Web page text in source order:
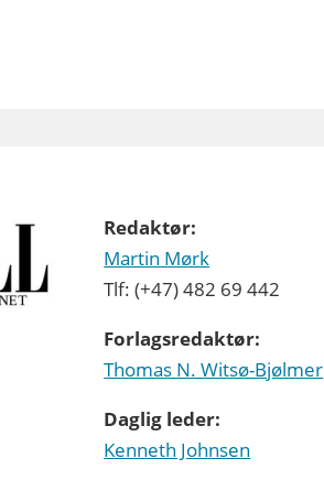
Redaktør:
Martin Mørk
Tlf: (+47) 482 69 442
Forlagsredaktør:
Thomas N. Witsø-Bjølmer
Daglig leder:
Kenneth Johnsen